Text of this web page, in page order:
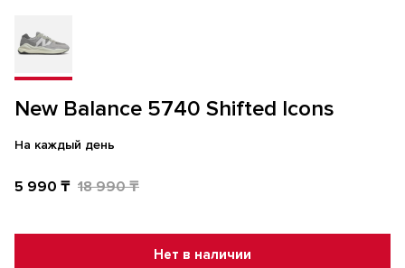
New Balance 5740 Shifted Icons
На каждый день
5 990 ₸ 18 990 ₸
Нет в наличии